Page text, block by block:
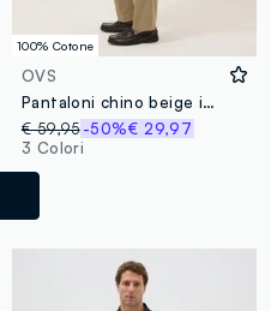
100% Cotone
OVS
Pantaloni chino beige in puro cotone carrot fit
€ 59,95 -50%€ 29,97
3 Colori